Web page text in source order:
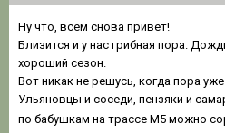
Ну что, всем снова привет!
Близится и у нас грибная пора.
хороший сезон.
Вот никак не решусь, когда пора
Ульяновцы и соседи, пензяки и
по бабушкам на трассе М5 можно